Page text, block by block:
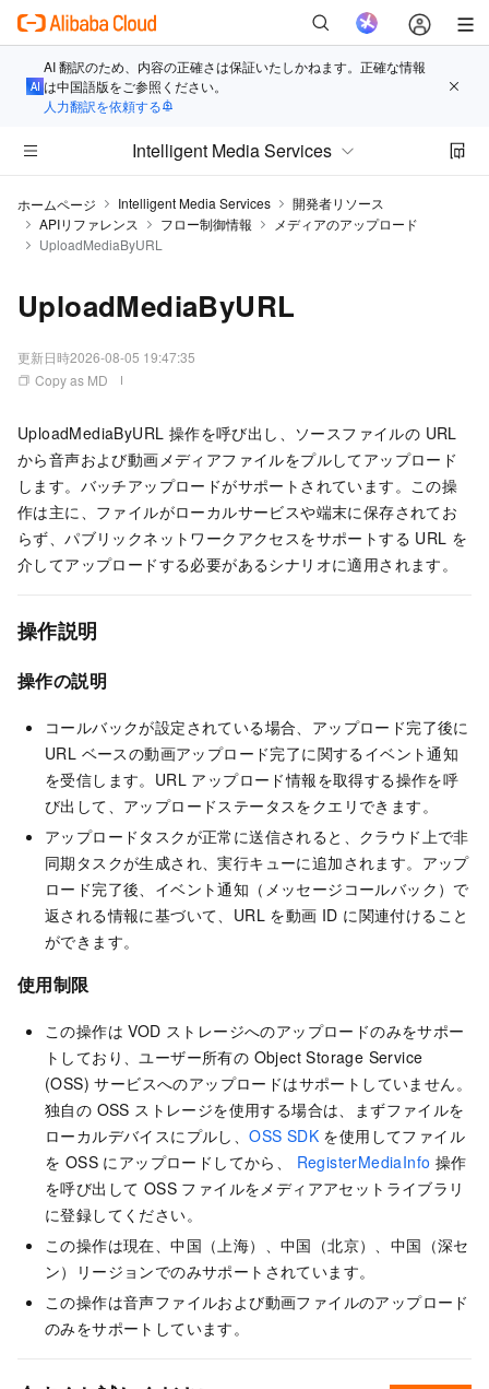
AI 翻訳のため、内容の正確さは保証いたしかねます。正確な情報
は中国語版をご参照ください。
人力翻訳を依頼する
Intelligent Media Services
ホームページ Intelligent Media Services
開発者リソース
APIリファレンス
フロー制御情報
メディアのアップロード
UploadMediaByURL
UploadMediaByURL
更新日時2026-08-05 19:47:35
Copy as MD
UploadMediaByURL 操作を呼び出し、ソースファイルの URL
から音声および動画メディアファイルをプルしてアップロード
します。バッチアップロードがサポートされています。この操
作は主に、ファイルがローカルサービスや端末に保存されてお
らず、パブリックネットワークアクセスをサポートする URL を
介してアップロードする必要があるシナリオに適用されます。
操作説明
操作の説明
コールバックが設定されている場合、アップロード完了後に
URL ベースの動画アップロード完了に関するイベント通知
を受信します。URL アップロード情報を取得する操作を呼
び出して、アップロードステータスをクエリできます。
アップロードタスクが正常に送信されると、クラウド上で非
同期タスクが生成され、実行キューに追加されます。アップ
ロード完了後、イベント通知（メッセージコールバック）で
返される情報に基づいて、URL を動画 ID に関連付けること
ができます。
使用制限
この操作は VOD ストレージへのアップロードのみをサポー
トしており、ユーザー所有の Object Storage Service
(OSS) サービスへのアップロードはサポートしていません。
独自の OSS ストレージを使用する場合は、まずファイルを
ローカルデバイスにプルし、OSS SDK を使用してファイル
を OSS にアップロードしてから、 RegisterMediaInfo 操作
を呼び出して OSS ファイルをメディアアセットライブラリ
に登録してください。
この操作は現在、中国（上海）、中国（北京）、中国（深セ
ン）リージョンでのみサポートされています。
この操作は音声ファイルおよび動画ファイルのアップロード
のみをサポートしています。